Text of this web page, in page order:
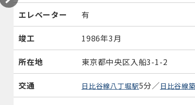
エレベーター 有
竣工 1986年3月
所在地 東京都中央区入船3-1-2
交通 日比谷線八丁堀駅5分／日比谷線